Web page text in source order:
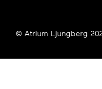
© Atrium Ljungberg